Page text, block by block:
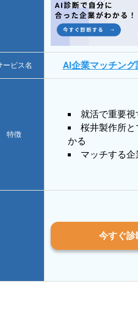
ービス名 AI企業マッチング
特徴
就活で重要視
桜井製作所
かる
マッチする企
今すぐ診